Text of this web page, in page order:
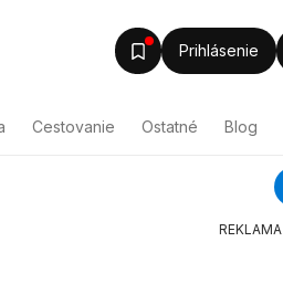
Prihlásenie
Cestovanie Ostatné Blog
REKLAMA